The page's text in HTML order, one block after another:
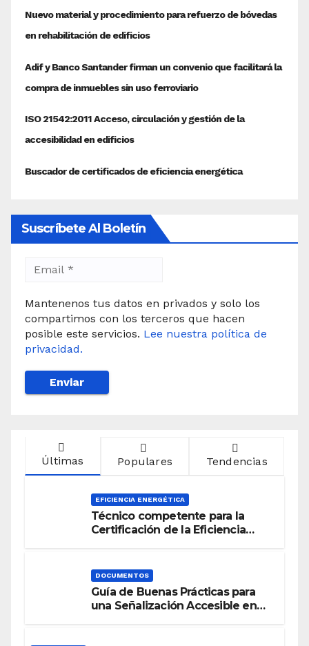
Suscríbete Al Boletín
Mantenenos tus datos en privados y solo los
compartimos con los terceros que hacen
posible este servicios. Lee nuestra política de
privacidad.
Últimas Populares Tendencias
EFICIENCIA ENERGÉTICA
Técnico competente para la
Certificación de la Eficiencia
DOCUMENTOS
Guía de Buenas Prácticas para
una Señalización Accesible en